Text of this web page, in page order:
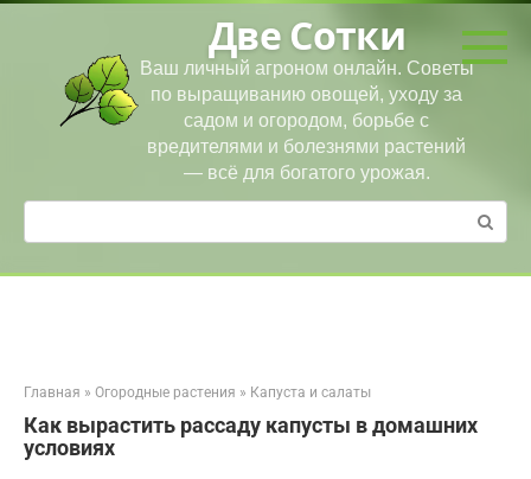
Перейти
Две Сотки
Ваш личный агроном онлайн. Советы
по выращиванию овощей, уходу за
садом и огородом, борьбе с
вредителями и болезнями растений
— всё для богатого урожая.
Поиск:
Главная » Огородные растения » Капуста и салаты
Как вырастить рассаду капусты в домашних
условиях